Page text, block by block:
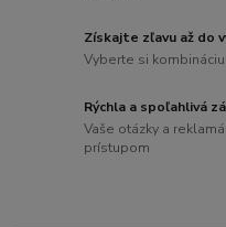
Získajte zľavu až do
Vyberte si
Rýchla a spoľahlivá
Vaše otázky a
prístupom